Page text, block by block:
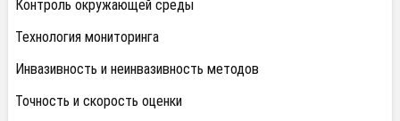
Технология мониторинга
Инвазивность и неинвазивность методов
Точность и скорость оценки